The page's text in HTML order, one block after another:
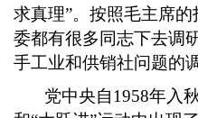
求真理”。按照毛主席的
委都有很多同志下去调
手工业和供销社问题的
党中央自1958年入